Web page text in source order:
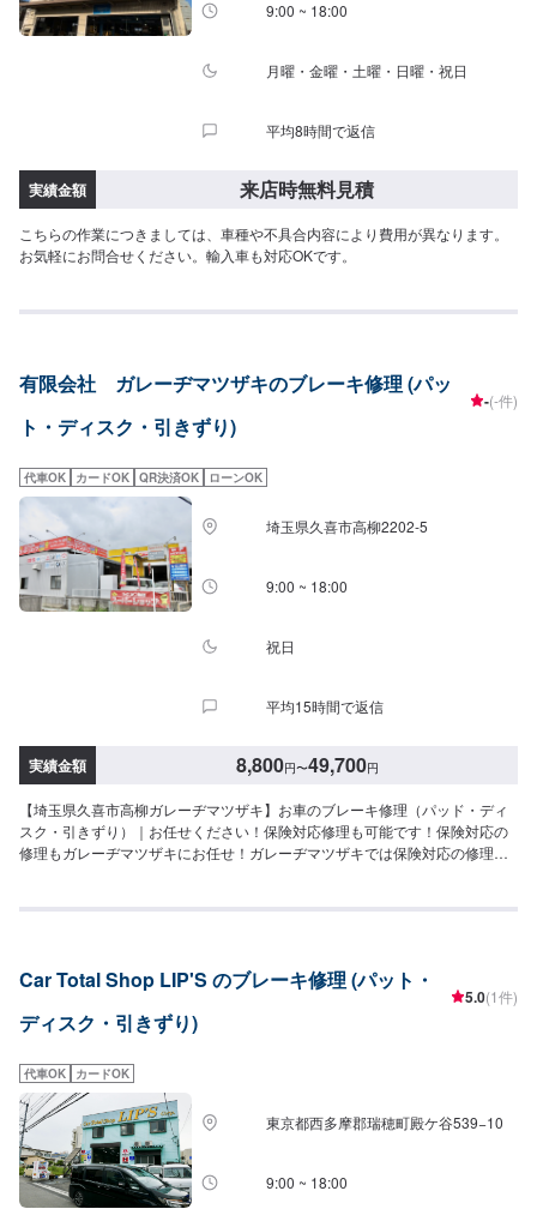
曜日営業時間：9:00~18:00
9:00 ~ 18:00
月曜・金曜・土曜・日曜・祝日
平均8時間で返信
実績金額 来店時無料見積
こちらの作業につきましては、車種や不具合内容により費用が異なります。
お気軽にお問合せください。輸入車も対応OKです。
有限会社 ガレーヂマツザキのブレーキ修理 (パッ
ト・ディスク・引きずり)
-(-件)
代車OK カードOK QR決済OK ローンOK
埼玉県久喜市高柳2202-5
9:00 ~ 18:00
祝日
平均15時間で返信
実績金額 8,800円〜49,700円
【埼玉県久喜市高柳ガレーヂマツザキ】お車のブレーキ修理（パッド・ディ
スク・引きずり）｜お任せください！保険対応修理も可能です！保険対応の
修理もガレーヂマツザキにお任せ！ガレーヂマツザキでは保険対応の修理も
くは各保険会社の保険時修理対応をご確認ください。免責発生する場合ご相
和、共栄火災、富士火災、全労済、朝日火災、三井ダイレクト、ソニー損
保、アクサ、ＡＩＵ、チューリッヒ、アメリカンホームダイレクト、など※日
本国内にあるすべての損害保険会社に対応しておりますので、安心して修理
パーツの活用等・修理内容の変更でお客様にあった修理が可能です。国が認
めた鈑金屋さん特殊整備工場(一種)取得だから確かな技術と豊富な知識で完全
サポート致します。<代車について>ガレーヂマツザキでは、鈑金・塗装・修
理等で愛車をお預かりしている間、代車をお貸し致します。台数も豊富な20
台ご用意しております。事前に予約が必要となる場合もございますので、ま
ずはお気軽にご相談ください。お客様ご自身が加入されている車両保険に代
車特約が付保されている場合、対物事故により相手側損害保険会社より代車
Car Total Shop LIP'S のブレーキ修理 (パット・
ディスク・引きずり)
5.0(1件)
代車OK カードOK
東京都西多摩郡瑞穂町殿ケ谷539−10
9:00 ~ 18:00